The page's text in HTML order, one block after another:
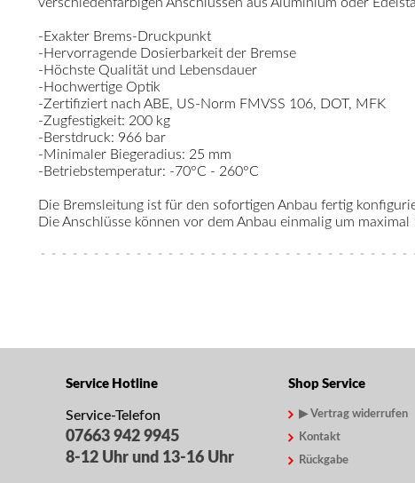
-Exakter Brems-Druckpunkt
-Hervorragende Dosierbarkeit der Bremse
-Höchste Qualität und Lebensdauer
-Hochwertige Optik
-Zertifiziert nach ABE, US-Norm FMVSS 106, DOT, MFK
-Zugfestigkeit: 200 kg
-Berstdruck: 966 bar
-Minimaler Biegeradius: 25 mm
-Betriebstemperatur: -70°C - 260°C
Die Bremsleitung ist für den sofortigen Anbau fertig
Die Anschlüsse können vor dem Anbau einmalig um
Service Hotline
Service-Telefon
07663 942 9945
8-12 Uhr und 13-16 Uhr
Shop Service
▶ Vertrag widerrufen
Kontakt
Rückgabe